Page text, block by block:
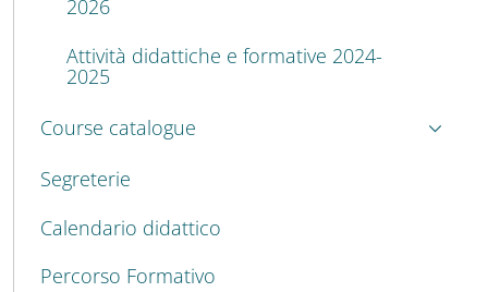
2026
Attività didattiche e formative 2024-
2025
Course catalogue
Segreterie
Calendario didattico
Percorso Formativo